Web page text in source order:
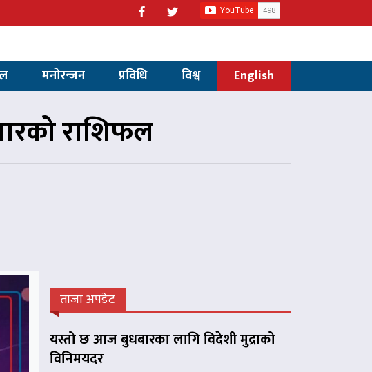
मनोरन्जन प्रविधि विश्व English
राशिफल
ताजा अपडेट
यस्तो छ आज बुधबारका लागि विदेशी मुद्राको
विनिमयदर